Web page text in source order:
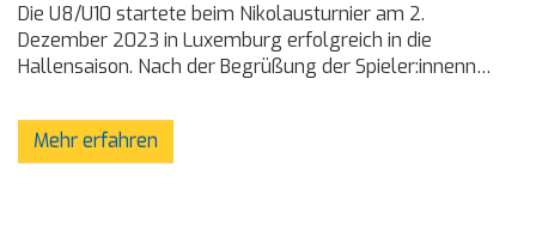
Die U8/U10 startete beim Nikolausturnier am 2.
Dezember 2023 in Luxemburg erfolgreich in die
Hallensaison. Nach der Begrüßung der Spieler:innenn…
Mehr erfahren